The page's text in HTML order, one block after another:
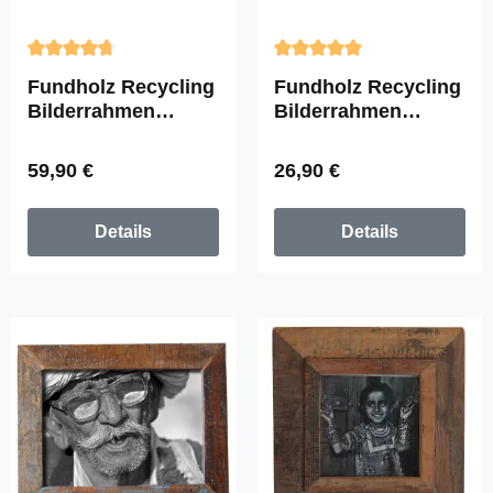
Durchschnittliche Bewertung von 4.67 von 5 Sternen
Fundholz Recycling
Bilderrahmen
84cmx22cm
Regulärer Preis:
59,90 €
Details
Durchschnittliche
Fundholz Recycling
Bilderrahmen
34cmx28cm
Regulärer Preis:
26,90 €
Details